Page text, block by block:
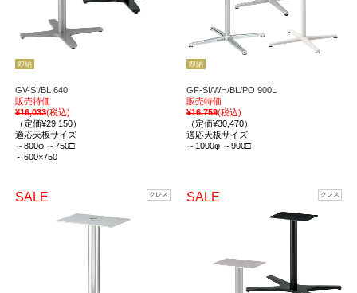
即納
GV-SI/BL 640
販売特価
¥16,033(税込)
（定価¥29,150）
適応天板サイズ
～800φ ～750□
～600×750
即納
GF-SI/WH/BL/PO 900L
販売特価
¥16,759(税込)
（定価¥30,470）
適応天板サイズ
～1000φ ～900□
SALE クレス SALE クレス